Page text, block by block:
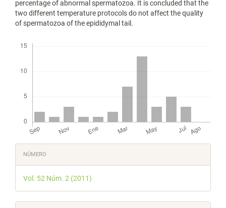
percentage of abnormal spermatozoa. It is concluded that the
two different temperature protocols do not affect the quality
of spermatozoa of the epididymal tail.
Detalles
del
artículo
NÚMERO
Vol. 52 Núm. 2 (2011)